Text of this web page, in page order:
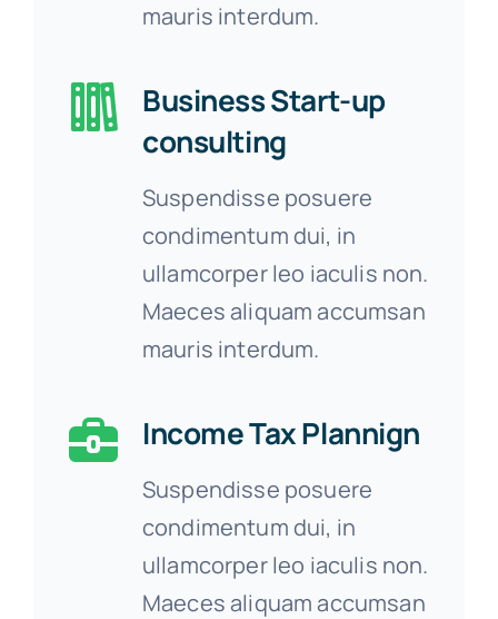
mauris interdum.
Business Start-up
consulting
Suspendisse posuere
condimentum dui, in
ullamcorper leo iaculis non.
Maeces aliquam accumsan
mauris interdum.
Income Tax Plannign
Suspendisse posuere
condimentum dui, in
ullamcorper leo iaculis non.
Maeces aliquam accumsan